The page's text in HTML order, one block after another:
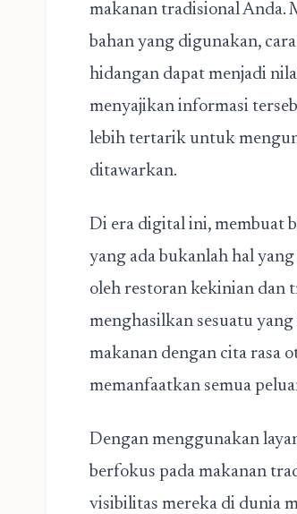
makanan tradisional Anda.
bahan yang digunakan,
hidangan dapat menjadi
menyajikan informasi
lebih tertarik untuk
ditawarkan.
Di era digital ini, membuat
yang ada bukanlah hal
oleh restoran kekinian dan
menghasilkan sesuatu
makanan dengan cita rasa
memanfaatkan semua
Dengan menggunakan
berfokus pada makanan
visibilitas mereka di dunia